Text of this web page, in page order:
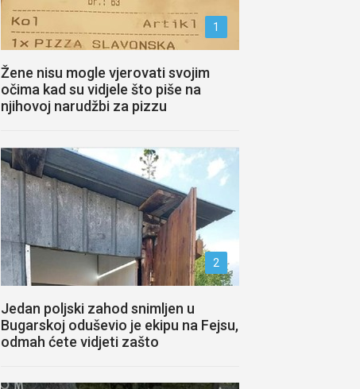
1
Žene nisu mogle vjerovati svojim
očima kad su vidjele što piše na
njihovoj narudžbi za pizzu
2
Jedan poljski zahod snimljen u
Bugarskoj oduševio je ekipu na Fejsu,
odmah ćete vidjeti zašto